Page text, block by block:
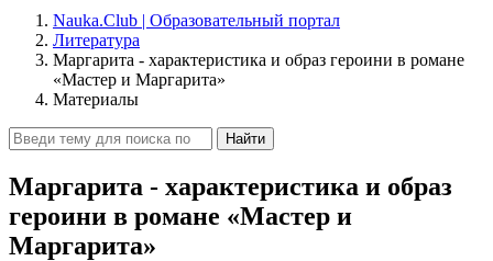
Nauka.Club | Образовательный портал
Литература
Маргарита - характеристика и образ героини в романе
«Мастер и Маргарита»
Материалы
Найти
Маргарита - характеристика и образ
героини в романе «Мастер и
Маргарита»